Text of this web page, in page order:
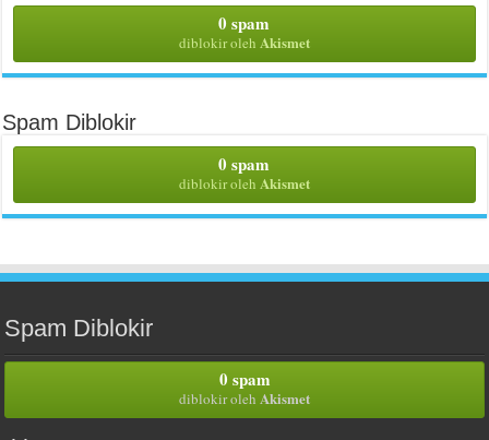
0 spam
diblokir oleh Akismet
Spam Diblokir
0 spam
diblokir oleh Akismet
Spam Diblokir
0 spam
diblokir oleh Akismet